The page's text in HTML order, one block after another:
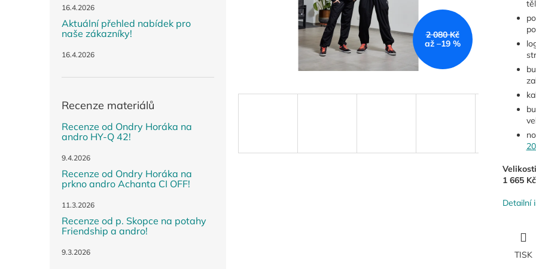
16.4.2026
Aktuální přehled nabídek pro
naše zákazníky!
16.4.2026
Recenze materiálů
Recenze od Ondry Horáka na
andro HY-Q 42!
9.4.2026
Recenze od Ondry Horáka na
prkno andro Achanta CI OFF!
11.3.2026
Recenze od p. Skopce na potahy
Friendship a andro!
9.3.2026
2 080 Kč
až –19 %
1 665
Detailní
TISK